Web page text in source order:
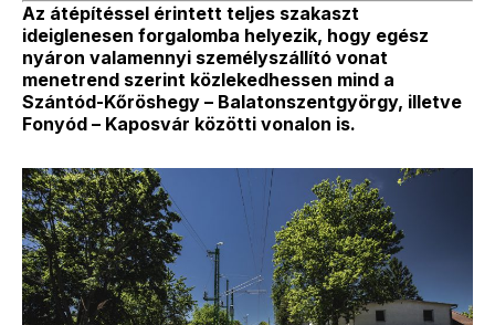
Az átépítéssel érintett teljes szakaszt
ideiglenesen forgalomba helyezik, hogy egész
nyáron valamennyi személyszállító vonat
menetrend szerint közlekedhessen mind a
Szántód-Kőröshegy – Balatonszentgyörgy, illetve
Fonyód – Kaposvár közötti vonalon is.